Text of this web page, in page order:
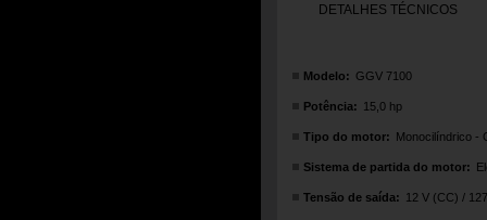
DETALHES TÉCNICOS
Modelo: GGV 7100
Potência: 15,0 hp
Tipo do motor: Monocilíndrico -
Sistema de partida do motor:
Tensão de saída: 12 V (CC) /